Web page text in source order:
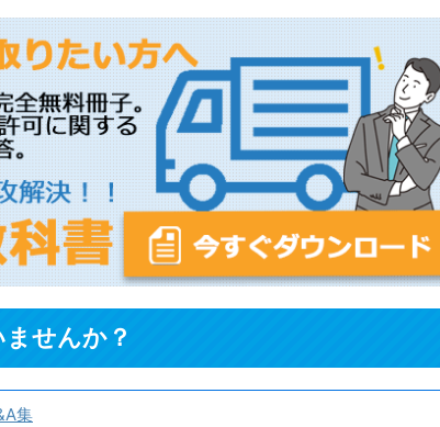
せんか？
集